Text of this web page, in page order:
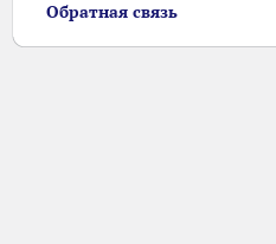
Обратная связь